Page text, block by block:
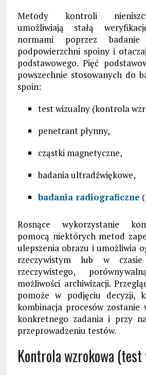
Metody kontroli
umożliwiają stałą
normami poprzez
podpowierzchni spoiny i
podstawowego. Pięć
powszechnie stosowanych do
spoin:
test wizualny (kontrola
penetrant płynny,
cząstki magnetyczne,
badania ultradźwiękowe,
badania radiograficzne
Rosnące wykorzystanie
pomocą niektórych metod
ulepszenia obrazu i umożliwia
rzeczywistym lub w
rzeczywistego,
możliwości archiwizacji.
pomoże w podjęciu decyzji,
kombinacja procesów zostanie
konkretnego zadania i przy
przeprowadzeniu testów.
Kontrola wzrokowa